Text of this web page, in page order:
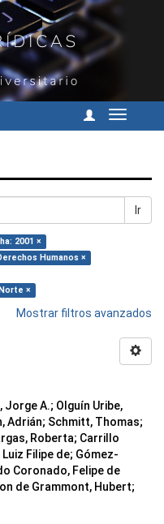
Cambiar
Ir
2001 ×
Humanos ×
×
Mostrar filtros avanzados
A.; Olguín Uribe,
Adrián; Schmitt, Thomas;
Roberta; Carrillo
Filipe de; Gómez-
Coronado, Felipe de
de Grammont, Hubert;